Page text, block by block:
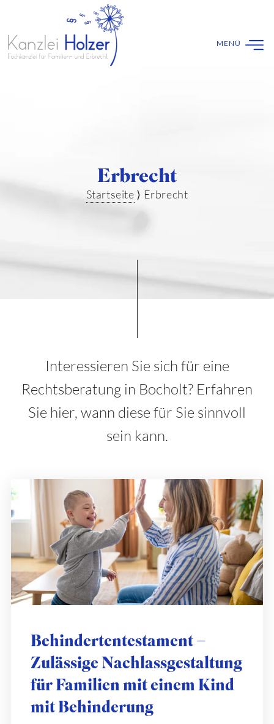
Erbrecht
Startseite ⟩ Erbrecht
Interessieren Sie sich für eine
Rechtsberatung in Bocholt? Erfahren
Sie hier, wann diese für Sie sinnvoll
sein kann.
Behindertentestament –
Zulässige Nachlassgestaltung
für Familien mit einem Kind
mit Behinderung